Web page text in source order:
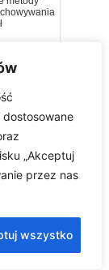
„Akceptuj
przez nas
wszystko
Moją
łączą
piękne i